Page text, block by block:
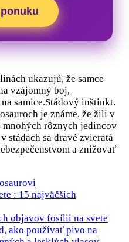
ukazujú, že samce
vzájomný boj,
samice.Stádový inštinkt.
je známe, že žili v
mnohých rôznych jedincov
stádach sa dravé zvieratá
a znižovať
: 15 najväčších
objavov fosílii na svete
ako používať pivo na